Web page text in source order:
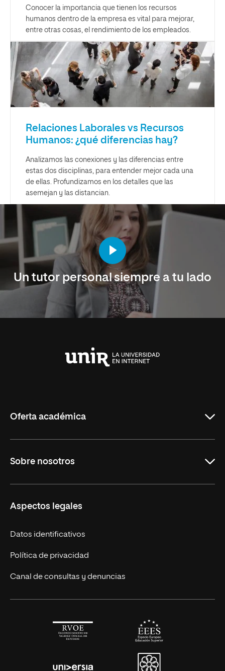
Conocer la importancia que tienen los recursos
humanos dentro de la empresa es vital para mejorar,
entre otras cosas, el rendimiento de los empleados.
Relaciones Laborales vs Recursos
Humanos: ¿qué diferencias hay?
Analizamos las conexiones y las diferencias entre
estas dos disciplinas, para entender mejor cada una
de ellas. Profundizamos en los detalles que las
asemejan y las distancian.
Un tutor personal siempre a tu lado
Oferta académica
Licenciaturas en línea
Másteres Europeos
Cursos Europeos
Títulos Americanos
Alianza Newman
Sobre nosotros
Nuestros alumnos
Únete a nosotros
Actualidad
Solicita información
Aspectos legales
Datos identificativos
Política de privacidad
Canal de consultas y denuncias